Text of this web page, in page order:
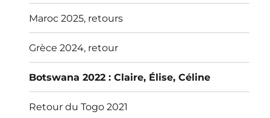
Maroc 2025, retours
Grèce 2024, retour
Botswana 2022 : Claire, Élise, Céline
Retour du Togo 2021